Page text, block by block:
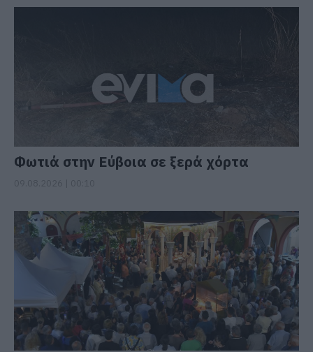
Φωτιά στην Εύβοια σε ξερά χόρτα